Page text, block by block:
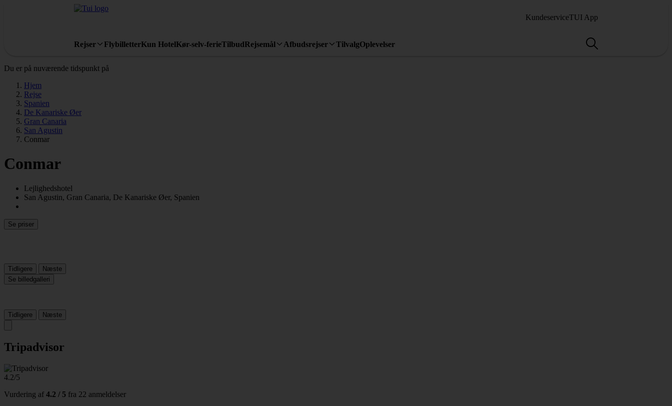
KundeserviceTUI App
Rejser FlybilletterKun HotelKør-selv-ferieTilbudRejsemål Afbudsrejser TilvalgOplevelser
Du er på nuværende tidspunkt på
Hjem
Rejse
Spanien
De Kanariske Øer
Gran Canaria
San Agustin
Conmar
Conmar
Lejlighedshotel
San Agustin, Gran Canaria, De Kanariske Øer, Spanien
Se priser
Tidligere
Næste
Se billedgalleri
Tidligere Næste
Tripadvisor
4.2/5
Vurdering af 4.2 / 5 fra 22 anmeldelser